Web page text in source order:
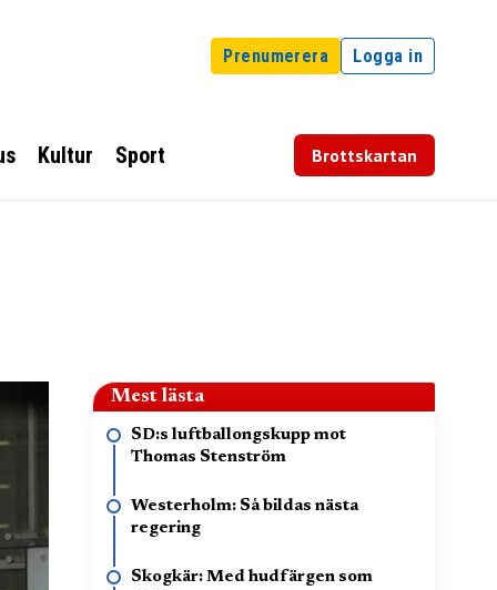
Prenumerera Logga in
Kultur Sport Brottskartan
Mest lästa
SD:s luftballongskupp mot
Thomas Stenström
Westerholm: Så bildas nästa
regering
Skogkär: Med hudfärgen som